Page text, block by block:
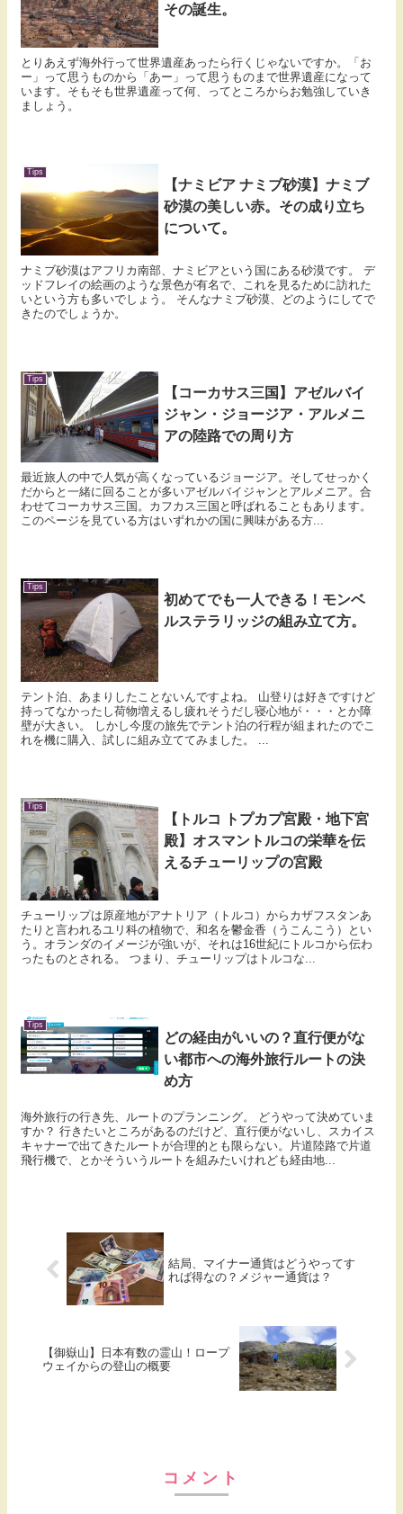
その誕生。
とりあえず海外行って世界遺産あったら行くじゃないですか。「お
ー」って思うものから「あー」って思うものまで世界遺産になって
います。そもそも世界遺産って何、ってところからお勉強していき
ましょう。
Tips
【ナミビア ナミブ砂漠】ナミブ
砂漠の美しい赤。その成り立ち
について。
ナミブ砂漠はアフリカ南部、ナミビアという国にある砂漠です。 デ
ッドフレイの絵画のような景色が有名で、これを見るために訪れた
いという方も多いでしょう。 そんなナミブ砂漠、どのようにしてで
きたのでしょうか。
Tips
【コーカサス三国】アゼルバイ
ジャン・ジョージア・アルメニ
アの陸路での周り方
最近旅人の中で人気が高くなっているジョージア。そしてせっかく
だからと一緒に回ることが多いアゼルバイジャンとアルメニア。合
わせてコーカサス三国。カフカス三国と呼ばれることもあります。
このページを見ている方はいずれかの国に興味がある方...
Tips
初めてでも一人できる！モンベ
ルステラリッジの組み立て方。
テント泊、あまりしたことないんですよね。 山登りは好きですけど
持ってなかったし荷物増えるし疲れそうだし寝心地が・・・とか障
壁が大きい。 しかし今度の旅先でテント泊の行程が組まれたのでこ
れを機に購入、試しに組み立ててみました。 ...
Tips
【トルコ トプカプ宮殿・地下宮
殿】オスマントルコの栄華を伝
えるチューリップの宮殿
チューリップは原産地がアナトリア（トルコ）からカザフスタンあ
たりと言われるユリ科の植物で、和名を鬱金香（うこんこう）とい
う。オランダのイメージが強いが、それは16世紀にトルコから伝わ
ったものとされる。 つまり、チューリップはトルコな...
Tips
どの経由がいいの？直行便がな
い都市への海外旅行ルートの決
め方
海外旅行の行き先、ルートのプランニング。 どうやって決めていま
すか？ 行きたいところがあるのだけど、直行便がないし、スカイス
キャナーで出てきたルートが合理的とも限らない。片道陸路で片道
飛行機で、とかそういうルートを組みたいけれども経由地...
結局、マイナー通貨はどうやってす
れば得なの？メジャー通貨は？
【御嶽山】日本有数の霊山！ロープ
ウェイからの登山の概要
コメント